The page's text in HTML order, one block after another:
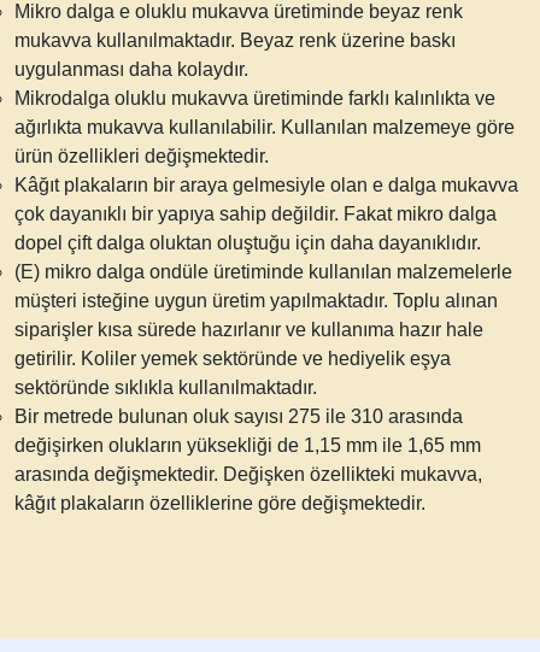
Mikro dalga e oluklu mukavva üretiminde beyaz renk
mukavva kullanılmaktadır. Beyaz renk üzerine baskı
uygulanması daha kolaydır.
Mikrodalga oluklu mukavva üretiminde farklı kalınlıkta ve
ağırlıkta mukavva kullanılabilir. Kullanılan malzemeye göre
ürün özellikleri değişmektedir.
Kâğıt plakaların bir araya gelmesiyle olan e dalga mukavva
çok dayanıklı bir yapıya sahip değildir. Fakat mikro dalga
dopel çift dalga oluktan oluştuğu için daha dayanıklıdır.
(E) mikro dalga ondüle üretiminde kullanılan malzemelerle
müşteri isteğine uygun üretim yapılmaktadır. Toplu alınan
siparişler kısa sürede hazırlanır ve kullanıma hazır hale
getirilir. Koliler yemek sektöründe ve hediyelik eşya
sektöründe sıklıkla kullanılmaktadır.
Bir metrede bulunan oluk sayısı 275 ile 310 arasında
değişirken olukların yüksekliği de 1,15 mm ile 1,65 mm
arasında değişmektedir. Değişken özellikteki mukavva,
kâğıt plakaların özelliklerine göre değişmektedir.